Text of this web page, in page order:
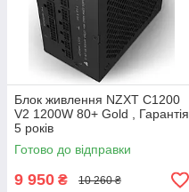
Блок живлення NZXT C1200
V2 1200W 80+ Gold , Гарантія
5 років
Готово до відправки
9 950 ₴ 10 260 ₴